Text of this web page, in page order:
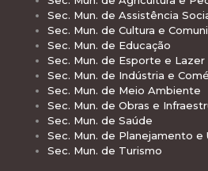
Sec. Mun. de Assistência
Sec. Mun. de Cultura e
Sec. Mun. de Educação
Sec. Mun. de Esporte e Lazer
Sec. Mun. de Indústria e
Sec. Mun. de Meio Ambiente
Sec. Mun. de Obras e
Sec. Mun. de Saúde
Sec. Mun. de Planejamento e
Sec. Mun. de Turismo